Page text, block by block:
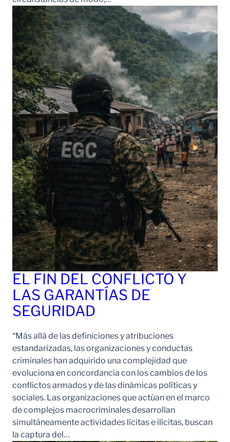
EL FIN DEL CONFLICTO Y
LAS GARANTÍAS DE
SEGURIDAD
“Más allá de las definiciones y atribuciones
estandarizadas, las organizaciones y conductas
criminales han adquirido una complejidad que
evoluciona en concordancia con los cambios de los
conflictos armados y de las dinámicas políticas y
sociales. Las organizaciones que actúan en el marco
de complejos macrocriminales desarrollan
simultáneamente actividades lícitas e ilícitas, buscan
la captura del…